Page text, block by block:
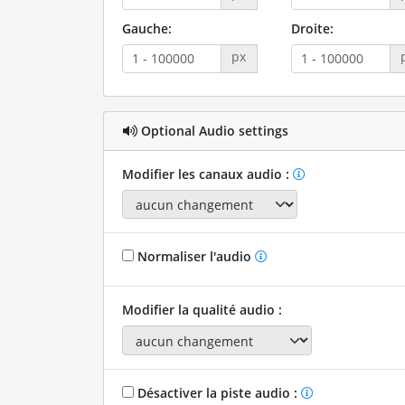
Gauche:
px
Droite:
Optional Audio settings
Modifier les canaux audio :
Normaliser l'audio
Modifier la qualité audio :
Désactiver la piste audio :